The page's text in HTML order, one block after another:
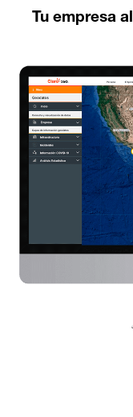
Tu empresa